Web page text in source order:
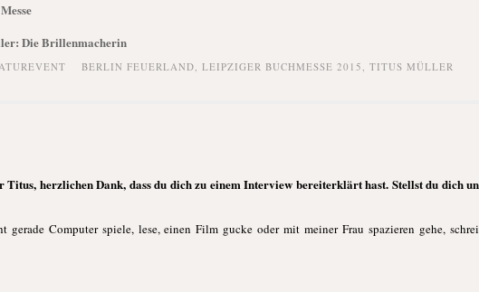
Die Brillenmacherin
BERLIN FEUERLAND, LEIPZIGER BUCHMESSE 2015, TITUS MÜLLER
Titus, herzlichen Dank, dass du dich zu einem Interview bereiterklärt hast. Stellst du dich
Computer spiele, lese, einen Film gucke oder mit meiner Frau spazieren gehe,